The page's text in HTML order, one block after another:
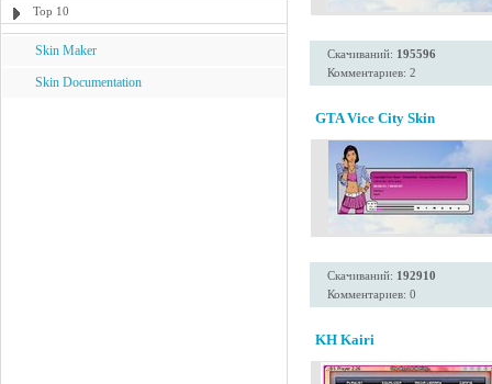
Top 10
Skin Maker
Skin Documentation
Скачиваний: 195596
Комментариев: 2
GTA Vice City Skin
Скачиваний: 192910
Комментариев: 0
KH Kairi